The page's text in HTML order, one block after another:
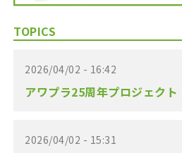
TOPICS
2026/04/02 - 16:42
アワプラ25周年プロジェクト
2026/04/02 - 15:31